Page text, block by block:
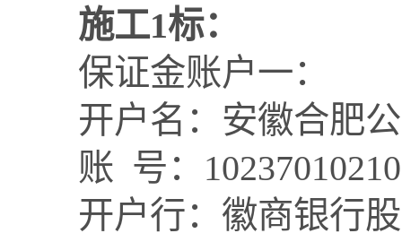
施工1标：
保证金账户一：
开户名：安徽合肥
账 号：
开户行：徽商银行